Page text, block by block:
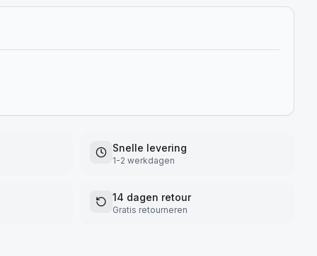
Snelle levering
1-2 werkdagen
14 dagen retour
Gratis retourneren